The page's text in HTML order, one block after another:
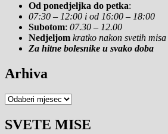
Od ponedjeljka do petka:
07:30 – 12:00 i od 16:00 – 18:00
Subotom: 07.30 – 12.00
Nedjeljom kratko nakon svetih misa
Za hitne bolesnike u svako doba
Arhiva
Arhiva
SVETE MISE